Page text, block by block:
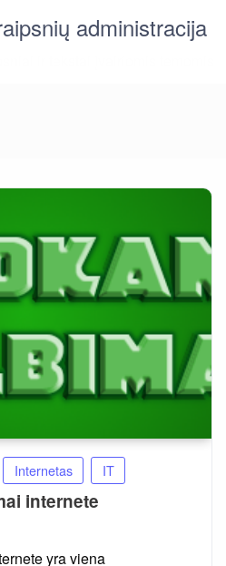
administracija
Internetas IT
internete
yra viena